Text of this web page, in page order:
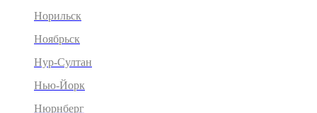
Норильск
Ноябрьск
Нур-Султан
Нью-Йорк
Нюрнберг